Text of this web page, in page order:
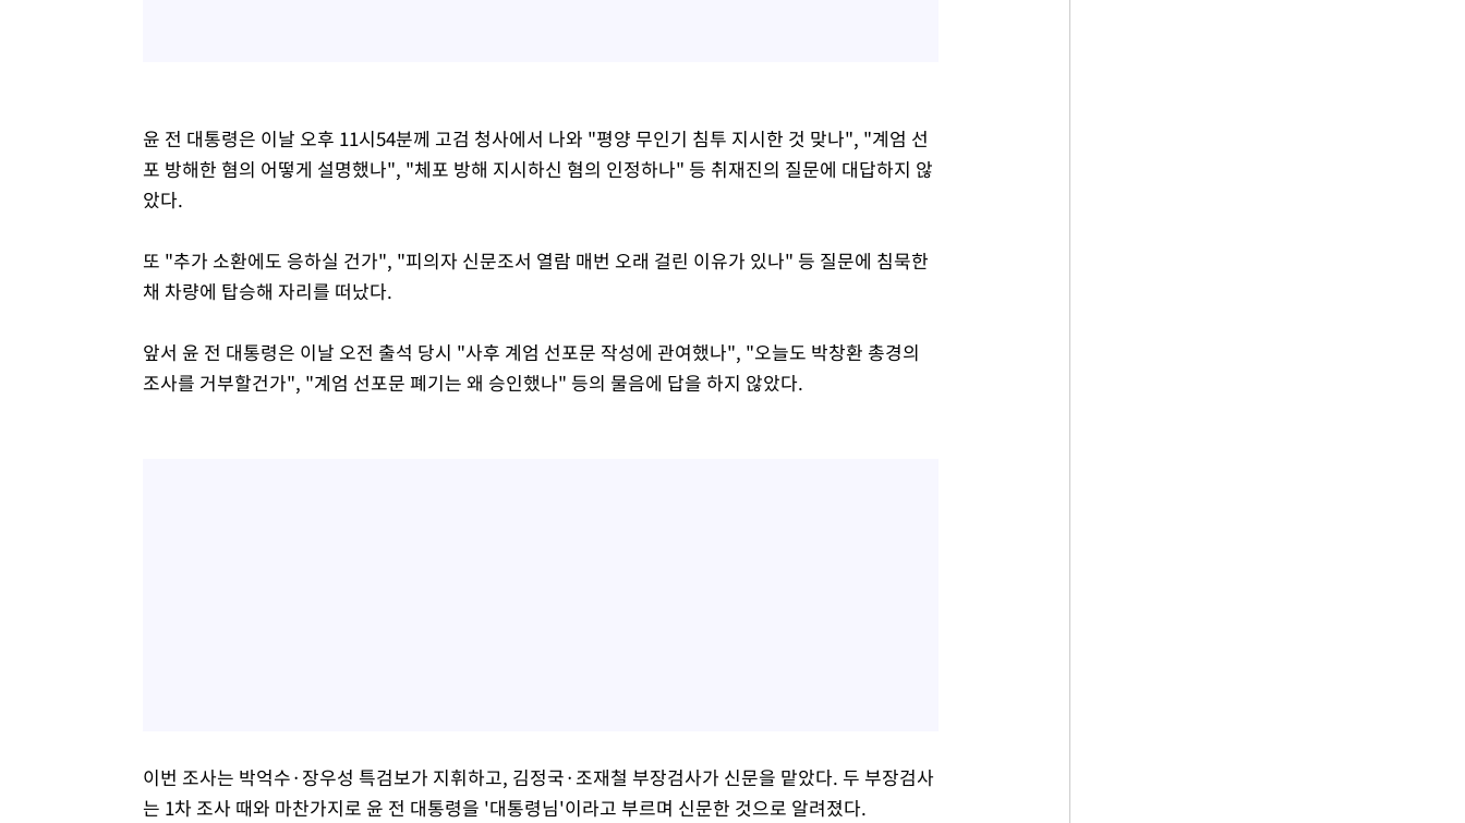
윤 전 대통령은 이날 오후 11시54분께 고검 청사에서 나와 "평양 무인기 침투 지시한 것 맞나", "계엄 선
포 방해한 혐의 어떻게 설명했나", "체포 방해 지시하신 혐의 인정하나" 등 취재진의 질문에 대답하지 않
았다.
또 "추가 소환에도 응하실 건가", "피의자 신문조서 열람 매번 오래 걸린 이유가 있나" 등 질문에 침묵한
채 차량에 탑승해 자리를 떠났다.
앞서 윤 전 대통령은 이날 오전 출석 당시 "사후 계엄 선포문 작성에 관여했나", "오늘도 박창환 총경의
조사를 거부할건가", "계엄 선포문 폐기는 왜 승인했나" 등의 물음에 답을 하지 않았다.
이번 조사는 박억수·장우성 특검보가 지휘하고, 김정국·조재철 부장검사가 신문을 맡았다. 두 부장검사
는 1차 조사 때와 마찬가지로 윤 전 대통령을 '대통령님'이라고 부르며 신문한 것으로 알려졌다.